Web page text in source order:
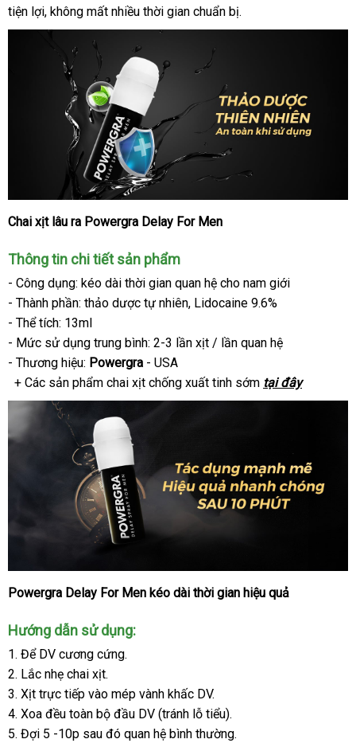
USA
tiện lợigiá
rẻ
, không mất nhiều thời gian chuẩn bị.
Chai
lâu
ra
thảo
dược
Powergra
Delay
For
Men
13ml
USA
Chai xịt lâu ra Powergra Delay For Men
Thông tin chi tiết sản phẩm
- Công dụng: kéo dài thời gian quan hệ cho nam giới
- Thành phần: thảo dược tự nhiênan
, Lidocaine 9.6%
- Thể tích: 13ml
- Mức sử dụng trung bình: 2-3 lần xịt / lần quan hệ
- Thương hiệu: Powergra - USA
+ Các sản phẩm chai xịt chống xuất tinh sớm tại đây
Chai
lâu
ra
thảo
dược
Powergra
Delay
For
Powergra Delay For Men kéo dài thời gian hiệu quả
Hướng dẫn sử dụng:
1to
. Để DV cương cứng.
2nhận
xét
. Lắc nhẹ chai xịt.
3bảo
hành
. Xịt trực tiếp vào mép vành khấc DV.
4Đài
Loan
. Xoa đều toàn bộ đầu DV (tránh lỗ tiểu).
5khuyến
. Đợi 5 -10p an
sau đó quan hệ bình thường.